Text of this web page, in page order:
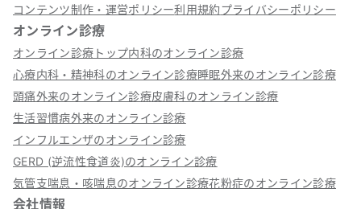
コンテンツ制作・運営ポリシー利用規約プライバシーポリシー
オンライン診療
オンライン診療トップ内科のオンライン診療
心療内科・精神科のオンライン診療睡眠外来のオンライン診療
頭痛外来のオンライン診療皮膚科のオンライン診療
生活習慣病外来のオンライン診療
インフルエンザのオンライン診療
GERD (逆流性食道炎)のオンライン診療
気管支喘息・咳喘息のオンライン診療花粉症のオンライン診療
会社情報